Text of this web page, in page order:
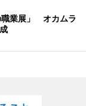
職業展」 オカムラ